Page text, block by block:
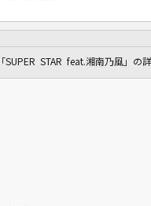
「SUPER STAR feat.湘南乃風」の